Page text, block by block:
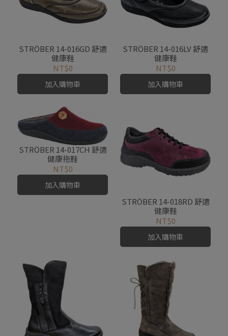
STRÖBER 14-016GD 舒適
健康鞋
NT$0
加入購物車
STRÖBER 14-016LV 舒適
健康鞋
NT$0
加入購物車
STRÖBER 14-017CH 舒適
健康拖鞋
NT$0
加入購物車
STRÖBER 14-018RD 舒適
健康鞋
NT$0
加入購物車